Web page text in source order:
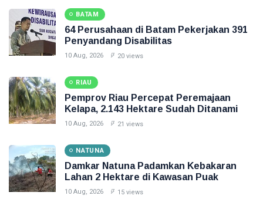
BATAM
64 Perusahaan di Batam Pekerjakan 391
Penyandang Disabilitas
10 Aug, 2026 20 views
RIAU
Pemprov Riau Percepat Peremajaan
Kelapa, 2.143 Hektare Sudah Ditanami
10 Aug, 2026 21 views
NATUNA
Damkar Natuna Padamkan Kebakaran
Lahan 2 Hektare di Kawasan Puak
10 Aug, 2026 15 views